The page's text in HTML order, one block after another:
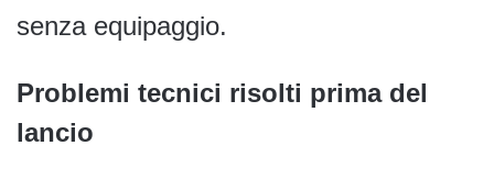
senza equipaggio.
Problemi tecnici risolti prima del
lancio